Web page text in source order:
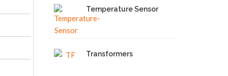
Temperature Sensor
Transformers